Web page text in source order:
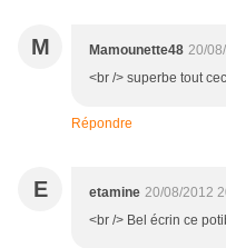
M Mamounette48 20/
<br /> superbe tout
Répondre
E etamine 20/08/2012
<br /> Bel écrin ce